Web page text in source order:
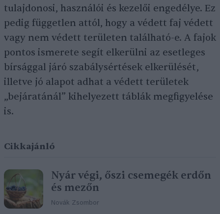
tulajdonosi, használói és kezelői engedélye. Ez
pedig független attól, hogy a védett faj védett
vagy nem védett területen található-e. A fajok
pontos ismerete segít elkerülni az esetleges
bírsággal járó szabálysértések elkerülését,
illetve jó alapot adhat a védett területek
„bejáratánál” kihelyezett táblák megfigyelése
is.
Cikkajánló
Nyár végi, őszi csemegék erdőn
és mezőn
Novák Zsombor